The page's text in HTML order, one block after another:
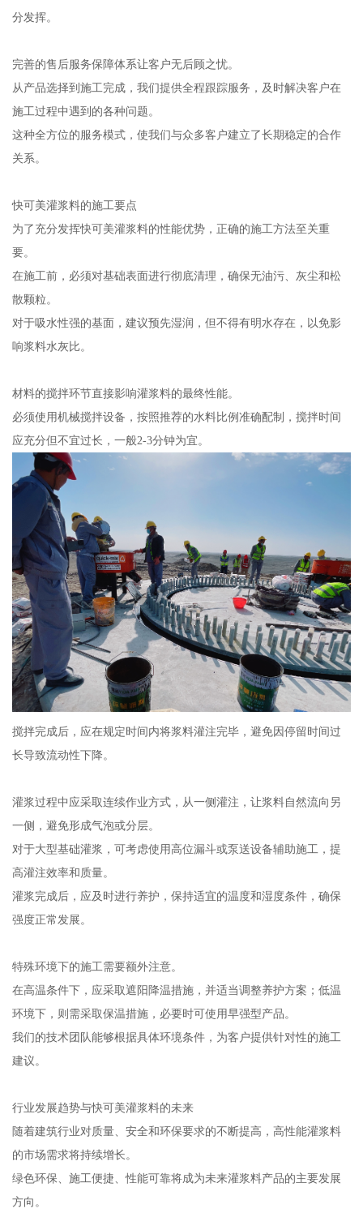
分发挥。
完善的售后服务保障体系让客户无后顾之忧。
从产品选择到施工完成，我们提供全程跟踪服务，及时解决客户在
施工过程中遇到的各种问题。
这种全方位的服务模式，使我们与众多客户建立了长期稳定的合作
关系。
快可美灌浆料的施工要点
为了充分发挥快可美灌浆料的性能优势，正确的施工方法至关重
要。
在施工前，必须对基础表面进行彻底清理，确保无油污、灰尘和松
散颗粒。
对于吸水性强的基面，建议预先湿润，但不得有明水存在，以免影
响浆料水灰比。
材料的搅拌环节直接影响灌浆料的最终性能。
必须使用机械搅拌设备，按照推荐的水料比例准确配制，搅拌时间
应充分但不宜过长，一般2-3分钟为宜。
搅拌完成后，应在规定时间内将浆料灌注完毕，避免因停留时间过
长导致流动性下降。
灌浆过程中应采取连续作业方式，从一侧灌注，让浆料自然流向另
一侧，避免形成气泡或分层。
对于大型基础灌浆，可考虑使用高位漏斗或泵送设备辅助施工，提
高灌注效率和质量。
灌浆完成后，应及时进行养护，保持适宜的温度和湿度条件，确保
强度正常发展。
特殊环境下的施工需要额外注意。
在高温条件下，应采取遮阳降温措施，并适当调整养护方案；低温
环境下，则需采取保温措施，必要时可使用早强型产品。
我们的技术团队能够根据具体环境条件，为客户提供针对性的施工
建议。
行业发展趋势与快可美灌浆料的未来
随着建筑行业对质量、安全和环保要求的不断提高，高性能灌浆料
的市场需求将持续增长。
绿色环保、施工便捷、性能可靠将成为未来灌浆料产品的主要发展
方向。